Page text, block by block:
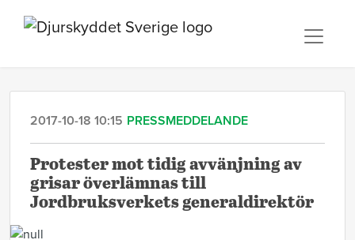
2017-10-18 10:15 PRESSMEDDELANDE
Protester mot tidig avvänjning av
grisar överlämnas till
Jordbruksverkets generaldirektör